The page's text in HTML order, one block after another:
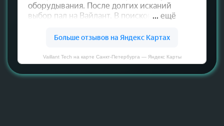
Vaillant Tech на карте Санкт‑Петербурга — Яндекс Карты